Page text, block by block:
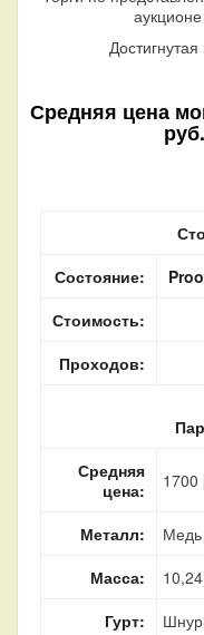
Средняя цена
Состояние:
Стоимость:
Проходов:
Средняя
цена:
1700
Металл:
Медь
Масса:
Гурт:
Шнур